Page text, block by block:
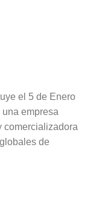
el 5 de Enero
empresa
comercializadora
de